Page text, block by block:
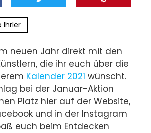
Ihrler
neuen Jahr direkt mit den
die ihr euch über die
Kalender 2021 wünscht.
bei der Januar-Aktion
Platz hier auf der Website,
und in der Instagram
euch beim Entdecken